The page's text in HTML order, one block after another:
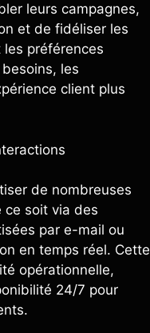
leurs campagnes,
et de fidéliser les
préférences
les
client plus
de nombreuses
ce soit via des
par e-mail ou
en temps réel. Cette
opérationnelle,
24/7 pour